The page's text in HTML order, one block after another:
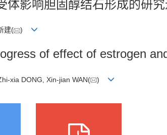
体影响胆固醇结石形成的研
建( )
of effect of estrogen
xia DONG, Xin-jian WAN( )